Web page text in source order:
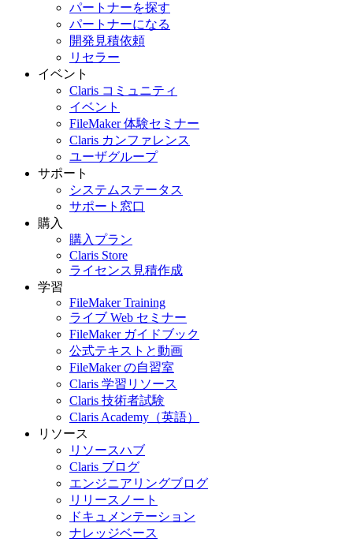
パートナーを探す
パートナーになる
開発見積依頼
リセラー
イベント
Claris コミュニティ
イベント
FileMaker 体験セミナー
Claris カンファレンス
ユーザグループ
サポート
システムステータス
サポート窓口
購入
購入プラン
Claris Store
ライセンス見積作成
学習
FileMaker Training
ライブ Web セミナー
FileMaker ガイドブック
公式テキストと動画
FileMaker の自習室
Claris 学習リソース
Claris 技術者試験
Claris Academy（英語）
リソース
リソースハブ
Claris ブログ
エンジニアリングブログ
リリースノート
ドキュメンテーション
ナレッジベース